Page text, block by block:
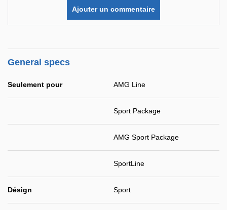
Ajouter un commentaire
General specs
Seulement pour AMG Line
Sport Package
AMG Sport Package
SportLine
Désign Sport